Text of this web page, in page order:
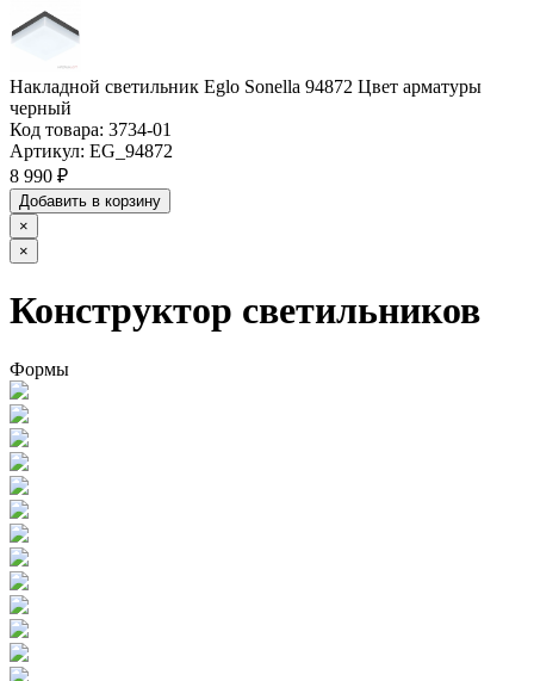
Накладной светильник Eglo Sonella 94872 Цвет арматуры
черный
Код товара: 3734-01
Артикул: EG_94872
8 990 ₽
Добавить в корзину
×
×
Конструктор светильников
Формы